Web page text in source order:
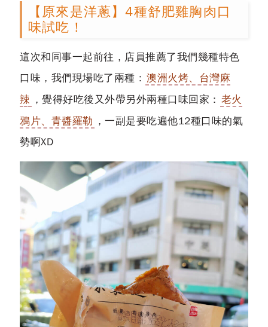
【原來是洋蔥】4種舒肥雞胸肉口
味試吃！
這次和同事一起前往，店員推薦了我們幾種特色
口味，我們現場吃了兩種： 澳洲火烤、台灣麻
辣 ，覺得好吃後又外帶另外兩種口味回家： 老火
鴉片、青醬羅勒 ，一副是要吃遍他12種口味的氣
勢啊XD